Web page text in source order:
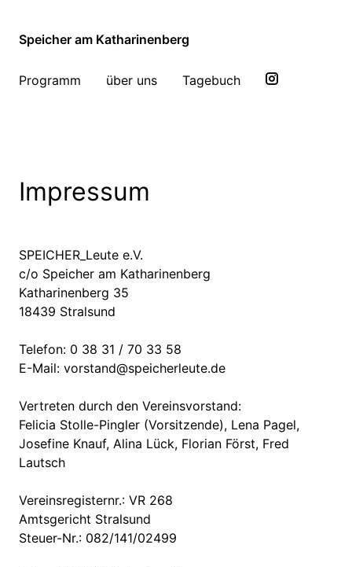
Speicher am Katharinenberg
Programm über uns Tagebuch
Impressum
SPEICHER_Leute e.V.
c/o Speicher am Katharinenberg
Katharinenberg 35
18439 Stralsund
Telefon: 0 38 31 / 70 33 58
E-Mail: vorstand@speicherleute.de
Vertreten durch den Vereinsvorstand:
Felicia Stolle-Pingler (Vorsitzende), Lena Pagel,
Josefine Knauf, Alina Lück, Florian Först, Fred
Lautsch
Vereinsregisternr.: VR 268
Amtsgericht Stralsund
Steuer-Nr.: 082/141/02499